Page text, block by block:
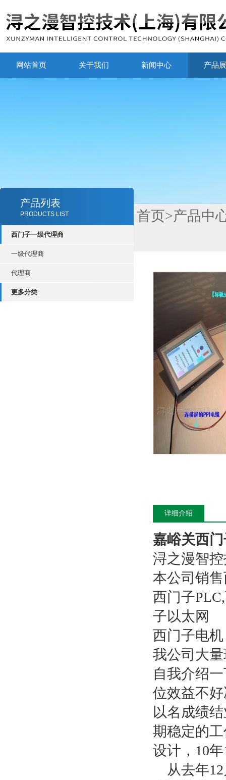
网站首页 关于我们 新闻中心 产品
产品列表
PRODUCTS LIST
西门子一级代理商
一级代理商
代理商
更多分类
首页>产品中
详细介绍
嘉峪关西门
浔之漫智
本公司销
西门子
子以太网
西门子电
我公司大
自我介绍
位效益不
以名成绩
期稳定的
设计，10
从去年12